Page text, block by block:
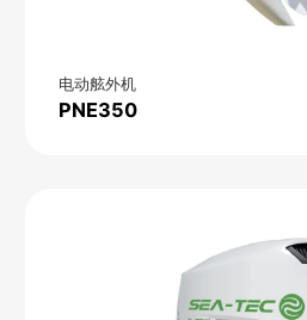
电动舷外机
PNE350